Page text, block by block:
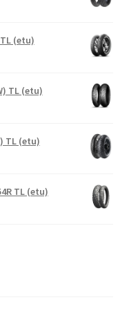
(etu)
TL (etu)
TL (etu)
TL (etu)